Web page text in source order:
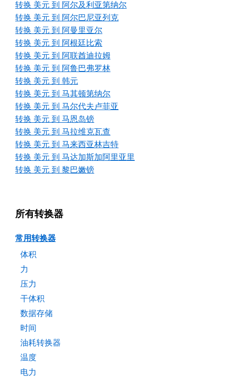
转换 美元 到 阿尔及利亚第纳尔
转换 美元 到 阿尔巴尼亚列克
转换 美元 到 阿曼里亚尔
转换 美元 到 阿根廷比索
转换 美元 到 阿联酋迪拉姆
转换 美元 到 阿鲁巴弗罗林
转换 美元 到 韩元
转换 美元 到 马其顿第纳尔
转换 美元 到 马尔代夫卢菲亚
转换 美元 到 马恩岛镑
转换 美元 到 马拉维克瓦查
转换 美元 到 马来西亚林吉特
转换 美元 到 马达加斯加阿里亚里
转换 美元 到 黎巴嫩镑
所有转换器
常用转换器
体积
力
压力
干体积
数据存储
时间
油耗转换器
温度
电力